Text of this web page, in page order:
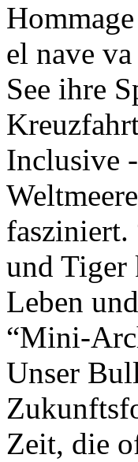
el nave
See ihre
Inclusive
fasziniert.
und Tiger
Leben
“Mini-
Unser
Zeit, die